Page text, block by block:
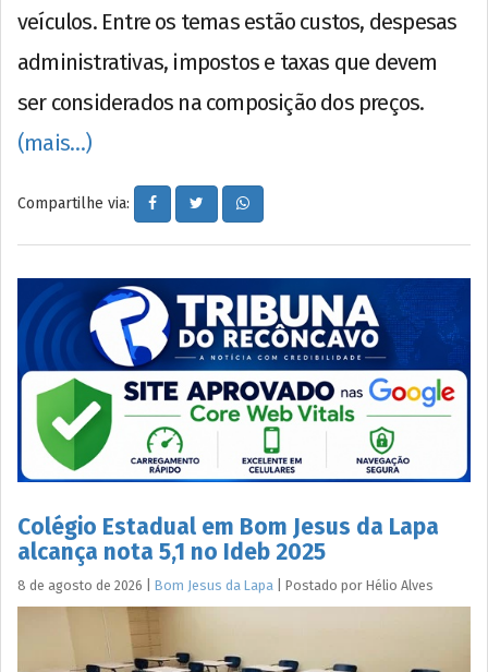
veículos. Entre os temas estão custos, despesas
administrativas, impostos e taxas que devem
ser considerados na composição dos preços.
(mais…)
Compartilhe via:
Colégio Estadual em Bom Jesus da Lapa
alcança nota 5,1 no Ideb 2025
8 de agosto de 2026 Bom Jesus da Lapa Postado por Hélio Alves